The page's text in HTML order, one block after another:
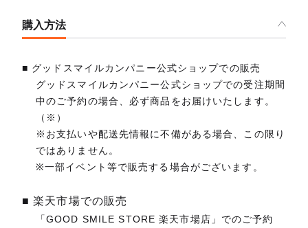
購入方法
■ グッドスマイルカンパニー公式ショップでの販売
グッドスマイルカンパニー公式ショップでの受注期間
中のご予約の場合、必ず商品をお届けいたします。
（※）
※お支払いや配送先情報に不備がある場合、この限り
ではありません。
※一部イベント等で販売する場合がございます。
■ 楽天市場での販売
「GOOD SMILE STORE 楽天市場店」でのご予約